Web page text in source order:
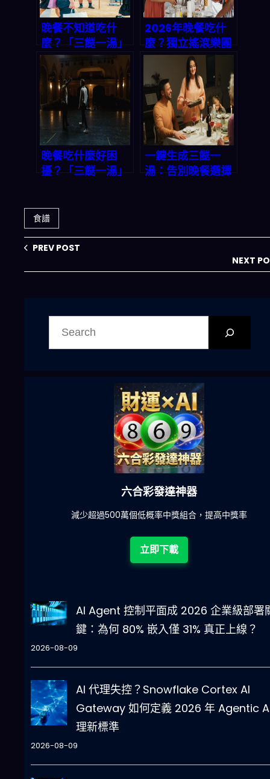
晚餐不知道吃什
麼？「三餸一湯」
一鍵生成，讓你輕
鬆搞定今晚菜單｜
2026 轉化率優化
專題
2026年晚餐吃什
麼？獨立搖滾樂團
與你的共同煩惱：
一鍵解決三餸一湯
的選擇焦慮
晚餐吃什麼好困
擾？「三餸一湯」
一鍵生成三餸一
湯：告別晚餐選擇
食譜
PREV POST
NEXT
六合彩發達神器
減少超過500萬個低概率中獎組合，提高中獎率
立即下載
AI Agent 控制平面成 2026 企業級部署
鍵：為何 80% 嵌入僅 31% 真正上線？
2026-08-09
AI 代理失控？Snowflake Cortex AI
Gateway 如何定義 2026 年 Agentic
理新標準
2026-08-09